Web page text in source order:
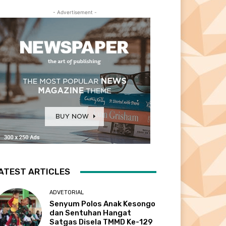
- Advertisement -
ARTICLES
ADVETORIAL
Senyum Polos Anak Kesongo
dan Sentuhan Hangat
Satgas Disela TMMD Ke-129